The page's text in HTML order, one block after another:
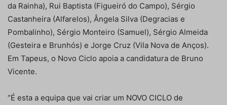
da Rainha), Rui Baptista (Figueiró do Campo), Sérgio
Castanheira (Alfarelos), Ângela Silva (Degracias e
Pombalinho), Sérgio Monteiro (Samuel), Sérgio Almeida
(Gesteira e Brunhós) e Jorge Cruz (Vila Nova de Anços).
Em Tapeus, o Novo Ciclo apoia a candidatura de Bruno
Vicente.
“É esta a equipa que vai criar um NOVO CICLO de